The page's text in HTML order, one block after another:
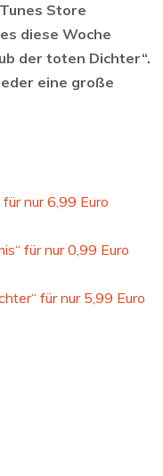
Store
diese Woche
der toten Dichter“.
eine große
nur 6,99 Euro
für nur 0,99 Euro
für nur 5,99 Euro